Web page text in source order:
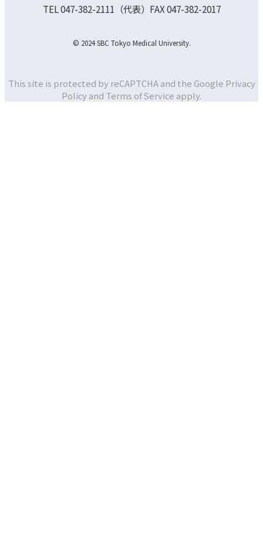
TEL 047-382-2111（代表）FAX 047-382-2017
© 2024 SBC Tokyo Medical University.
This site is protected by reCAPTCHA and the Google Privacy
Policy and Terms of Service apply.